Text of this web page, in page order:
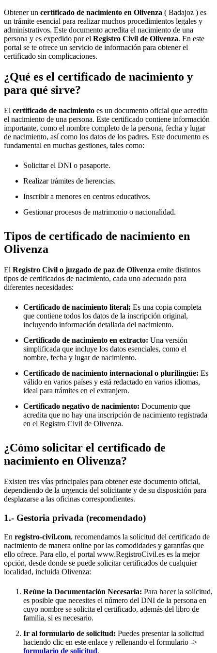
Obtener un certificado de nacimiento en Olivenza ( Badajoz ) es
un trámite esencial para realizar muchos procedimientos legales y
administrativos. Este documento acredita el nacimiento de una
persona y es expedido por el Registro Civil de Olivenza. En este
portal se te ofrece un servicio de información para obtener el
certificado sin complicaciones.
¿Qué es el certificado de nacimiento y
para qué sirve?
El certificado de nacimiento es un documento oficial que acredita
el nacimiento de una persona. Este certificado contiene información
importante, como el nombre completo de la persona, fecha y lugar
de nacimiento, así como los datos de los padres. Este documento es
fundamental en muchas gestiones, tales como:
Solicitar el DNI o pasaporte.
Realizar trámites de herencias.
Inscribir a menores en centros educativos.
Gestionar procesos de matrimonio o nacionalidad.
Tipos de certificado de nacimiento en
Olivenza
El Registro Civil o juzgado de paz de Olivenza emite distintos
tipos de certificados de nacimiento, cada uno adecuado para
diferentes necesidades:
Certificado de nacimiento literal: Es una copia completa
que contiene todos los datos de la inscripción original,
incluyendo información detallada del nacimiento.
Certificado de nacimiento en extracto: Una versión
simplificada que incluye los datos esenciales, como el
nombre, fecha y lugar de nacimiento.
Certificado de nacimiento internacional o plurilingüe: Es
válido en varios países y está redactado en varios idiomas,
ideal para trámites en el extranjero.
Certificado negativo de nacimiento: Documento que
acredita que no hay una inscripción de nacimiento registrada
en el Registro Civil de Olivenza.
¿Cómo solicitar el certificado de
nacimiento en Olivenza?
Existen tres vías principales para obtener este documento oficial,
dependiendo de la urgencia del solicitante y de su disposición para
desplazarse a las oficinas correspondientes.
1.- Gestoria privada (recomendado)
En registro-civil.com, recomendamos la solicitud del certificado de
nacimiento de manera online por las comodidades y garantías que
ello ofrece. Para ello, el portal www.RegistroCivil.es es la mejor
opción, desde donde se puede solicitar certificados de cualquier
localidad, incluida Olivenza:
Reúne la Documentación Necesaria: Para hacer la solicitud,
es posible que necesites el número del DNI de la persona en
cuyo nombre se solicita el certificado, además del libro de
familia, si es necesario.
Ir al formulario de solicitud: Puedes presentar la solicitud
haciendo clic en este enlace y rellenando el formulario ->
formulario de solicitud.